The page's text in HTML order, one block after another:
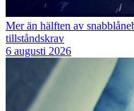
Mer än hälften av
tillståndskrav
6 augusti 2026